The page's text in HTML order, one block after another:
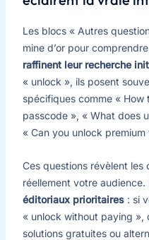
Les blocs « Autres
mine d’or pour
raffinent leur recherche
« unlock », ils posent
spécifiques comme « How
passcode », « What does
« Can you unlock
Ces questions révèlent
réellement votre audience.
éditoriaux prioritaires: si
« unlock without paying »,
solutions gratuites ou